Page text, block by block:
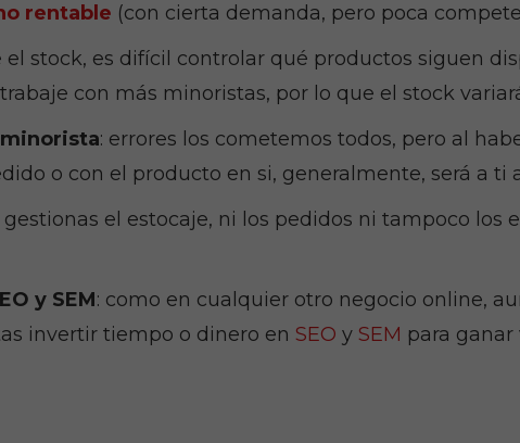
rentable (con cierta demanda, pero poca
el stock, es difícil controlar qué productos siguen
con más minoristas, por lo que el stock
: errores los cometemos todos, pero al
o con el producto en si, generalmente, será a ti
gestionas el estocaje, ni los pedidos ni tampoco los
y SEM: como en cualquier otro negocio online,
invertir tiempo o dinero en SEO y SEM para
Necesarias
Estas
cookies no
son
Son
necesarias
funcione la
Estadísticas
Para que